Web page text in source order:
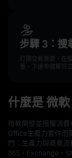
步驟 3：搜
打開交易頁面，在
量。下達市價單可
什麼是 微
微軟開發並授權消
Office生產力套件而
門：生產力與商業
365、Exchange、